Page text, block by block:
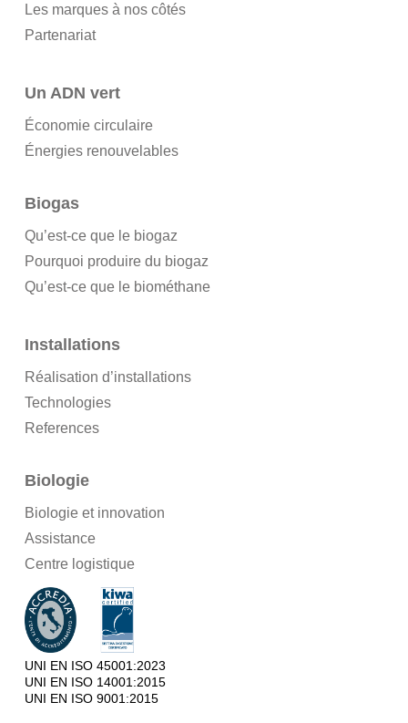
Les marques à nos côtés
Partenariat
Un ADN vert
Économie circulaire
Énergies renouvelables
Biogas
Qu’est-ce que le biogaz
Pourquoi produire du biogaz
Qu’est-ce que le biométhane
Installations
Réalisation d’installations
Technologies
References
Biologie
Biologie et innovation
Assistance
Centre logistique
UNI EN ISO 45001:2023
UNI EN ISO 14001:2015
UNI EN ISO 9001:2015